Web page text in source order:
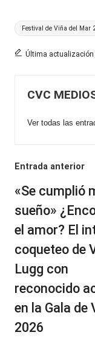
Etiquetas:
Festival de Viña del Mar
Última actualización
CVC
Ver todas las
Navegación
de
entradas
Entrada anterior
«Se cumplió
sueño»
el amor? El
coqueteo de
Lugg con
reconocido
en la Gala de
2026